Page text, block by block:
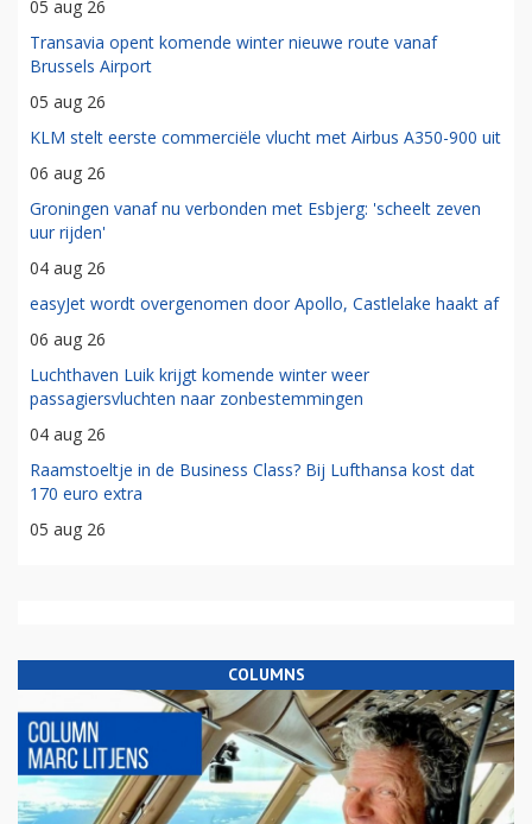
05 aug 26
Transavia opent komende winter nieuwe route vanaf
Brussels Airport
05 aug 26
KLM stelt eerste commerciële vlucht met Airbus A350-900 uit
06 aug 26
Groningen vanaf nu verbonden met Esbjerg: 'scheelt zeven
uur rijden'
04 aug 26
easyJet wordt overgenomen door Apollo, Castlelake haakt af
06 aug 26
Luchthaven Luik krijgt komende winter weer
passagiersvluchten naar zonbestemmingen
04 aug 26
Raamstoeltje in de Business Class? Bij Lufthansa kost dat
170 euro extra
05 aug 26
COLUMNS